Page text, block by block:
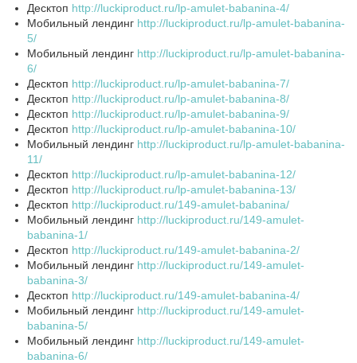
Десктоп http://luckiproduct.ru/lp-amulet-babanina-4/
Мобильный лендинг http://luckiproduct.ru/lp-amulet-babanina-
5/
Мобильный лендинг http://luckiproduct.ru/lp-amulet-babanina-
6/
Десктоп http://luckiproduct.ru/lp-amulet-babanina-7/
Десктоп http://luckiproduct.ru/lp-amulet-babanina-8/
Десктоп http://luckiproduct.ru/lp-amulet-babanina-9/
Десктоп http://luckiproduct.ru/lp-amulet-babanina-10/
Мобильный лендинг http://luckiproduct.ru/lp-amulet-babanina-
11/
Десктоп http://luckiproduct.ru/lp-amulet-babanina-12/
Десктоп http://luckiproduct.ru/lp-amulet-babanina-13/
Десктоп http://luckiproduct.ru/149-amulet-babanina/
Мобильный лендинг http://luckiproduct.ru/149-amulet-
babanina-1/
Десктоп http://luckiproduct.ru/149-amulet-babanina-2/
Мобильный лендинг http://luckiproduct.ru/149-amulet-
babanina-3/
Десктоп http://luckiproduct.ru/149-amulet-babanina-4/
Мобильный лендинг http://luckiproduct.ru/149-amulet-
babanina-5/
Мобильный лендинг http://luckiproduct.ru/149-amulet-
babanina-6/